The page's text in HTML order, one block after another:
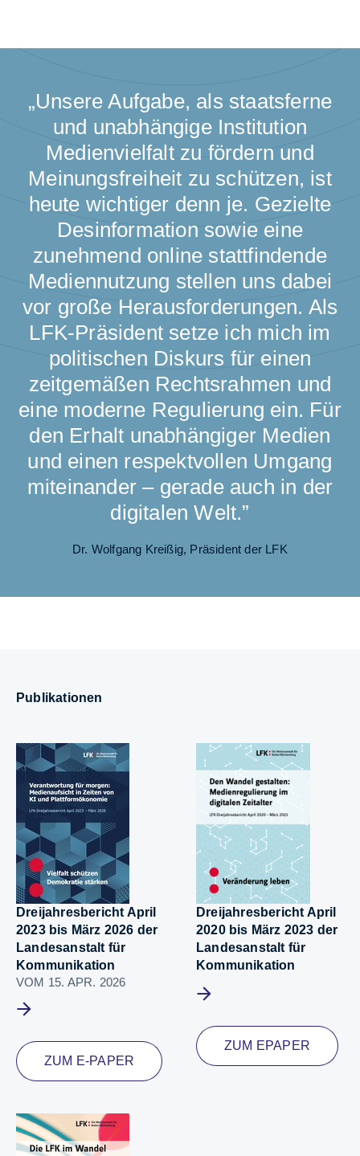
„Unsere Aufgabe, als staatsferne
und unabhängige Institution
Medienvielfalt zu fördern und
Meinungsfreiheit zu schützen, ist
heute wichtiger denn je. Gezielte
Desinformation sowie eine
zunehmend online stattfindende
Mediennutzung stellen uns dabei
vor große Herausforderungen. Als
LFK-Präsident setze ich mich im
politischen Diskurs für einen
zeitgemäßen Rechtsrahmen und
eine moderne Regulierung ein. Für
den Erhalt unabhängiger Medien
und einen respektvollen Umgang
miteinander – gerade auch in der
digitalen Welt.”
Dr. Wolfgang Kreißig, Präsident der LFK
Publikationen
Dreijahresbericht April
2023 bis März 2026 der
Landesanstalt für
Kommunikation
VOM 15. APR. 2026
Mehr erfahren
ZUM E-PAPER
Dreijahresbericht April
2020 bis März 2023 der
Landesanstalt für
Kommunikation
Mehr erfahren
ZUM EPAPER